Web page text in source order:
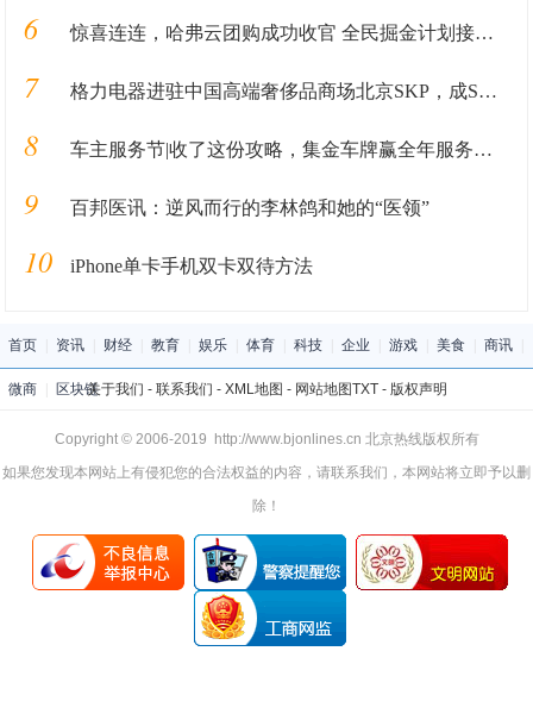
6 惊喜连连，哈弗云团购成功收官 全民掘金计划接踵而至
7 格力电器进驻中国高端奢侈品商场北京SKP，成SKP国产家电第一品牌
8 车主服务节|收了这份攻略，集金车牌赢全年服务免单
9 百邦医讯：逆风而行的李林鸽和她的“医领”
10 iPhone单卡手机双卡双待方法
首页 资讯 财经 教育 娱乐 体育 科技 企业 游戏 美食 商讯
微商 区块链关于我们 - 联系我们 - XML地图 - 网站地图TXT- 版权声明
Copyright © 2006-2019 http://www.bjonlines.cn 北京热线版权所有
如果您发现本网站上有侵犯您的合法权益的内容，请联系我们，本网站将立即予以删
除！